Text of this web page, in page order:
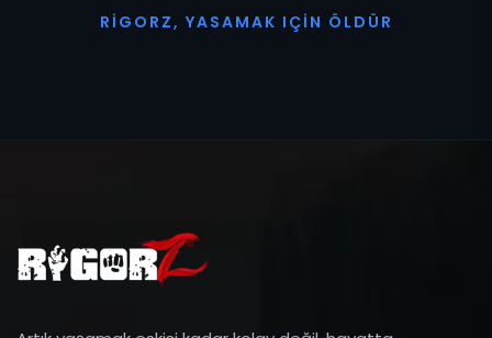
R I G O R Z, YASAMAK I ÇI N Ö L D Ü R